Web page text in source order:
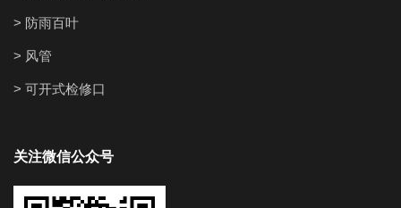
> 防雨百叶
> 风管
> 可开式检修口
关注微信公众号